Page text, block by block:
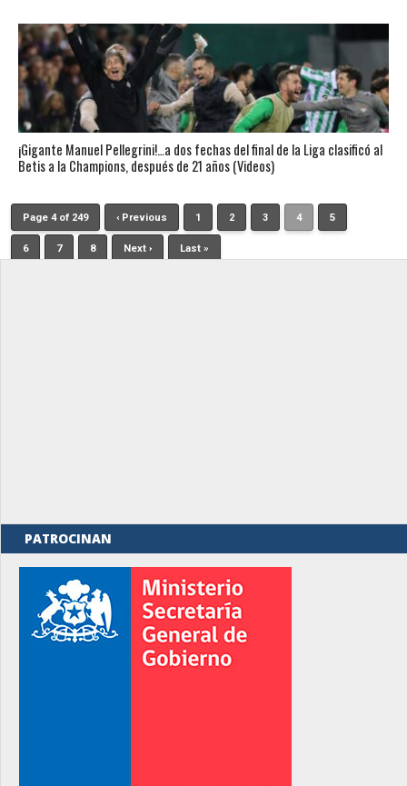
¡Gigante Manuel Pellegrini!…a dos fechas del final de la Liga clasificó al
Betis a la Champions, después de 21 años (Videos)
Page 4 of 249 ‹ Previous 1 2 3 4 5
6 7 8 Next › Last »
PATROCINAN